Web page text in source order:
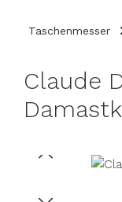
Taschenmesser
Claude
Bildergalerie